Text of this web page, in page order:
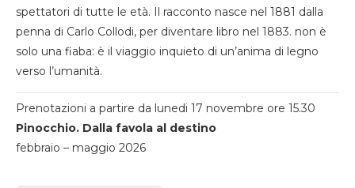
spettatori di tutte le età. Il racconto nasce nel 1881 dalla
penna di Carlo Collodi, per diventare libro nel 1883. non è
solo una fiaba: è il viaggio inquieto di un’anima di legno
verso l’umanità.
Prenotazioni a partire da lunedi 17 novembre ore 15.30
Pinocchio. Dalla favola al destino
febbraio – maggio 2026